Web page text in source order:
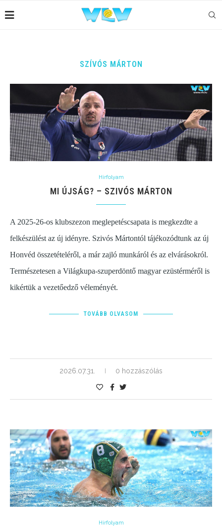
SZÍVÓS MÁRTON
Hírfolyam
MI ÚJSÁG? – SZIVÓS MÁRTON
A 2025-26-os klubszezon meglepetéscsapata is megkezdte a
felkészülést az új idényre. Szivós Mártontól tájékozódtunk az új
Honvéd összetételéről, a már zajló munkáról és az elvárásokról.
Természetesen a Világkupa-szuperdöntő magyar ezüstérméről is
kikértük a vezetőedző véleményét.
TOVÁBB OLVASOM
2026.07.31. 0 hozzászólás
Hírfolyam